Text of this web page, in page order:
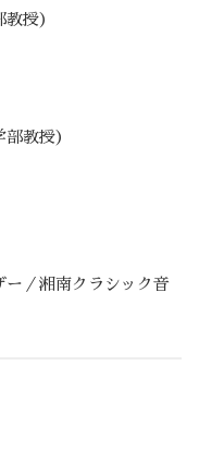
授）
教授）
／湘南クラシック音